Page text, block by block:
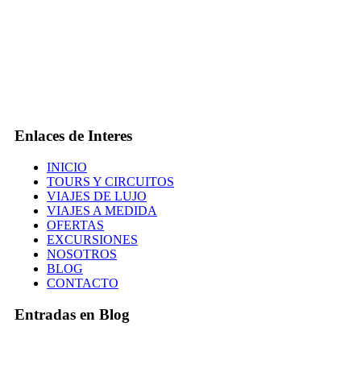
Enlaces de Interes
INICIO
TOURS Y CIRCUITOS
VIAJES DE LUJO
VIAJES A MEDIDA
OFERTAS
EXCURSIONES
NOSOTROS
BLOG
CONTACTO
Entradas en Blog